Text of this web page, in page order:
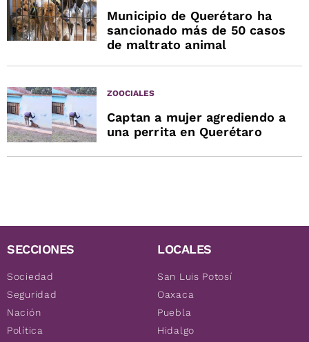
Municipio de Querétaro ha
sancionado más de 50 casos
de maltrato animal
ZOOCIALES
Captan a mujer agrediendo a
una perrita en Querétaro
SECCIONES
Sociedad
Seguridad
Nación
Política
LOCALES
San Luis Potosí
Oaxaca
Puebla
Hidalgo